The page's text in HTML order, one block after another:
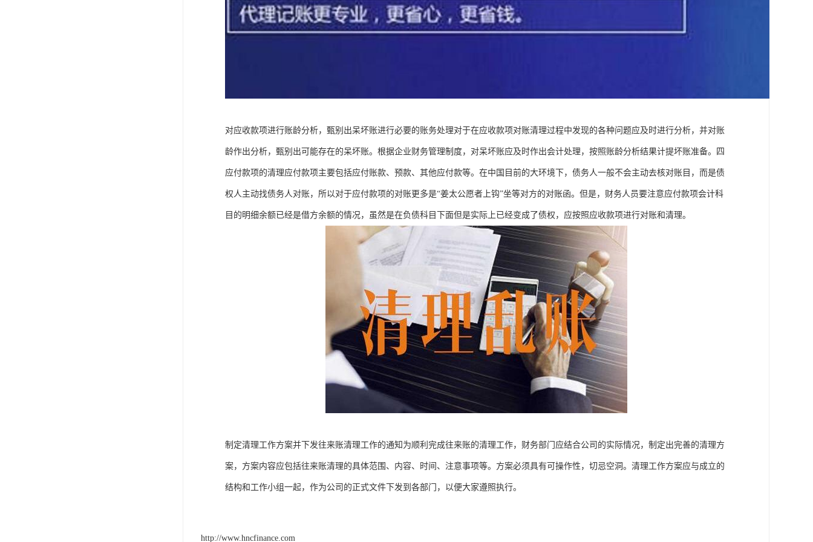
对应收款项进行账龄分析，甄别出呆坏账进行必要的账务处理对于在应收款项对账清理过程中发现的各种问题应及时进行分析，并对账
龄作出分析，甄别出可能存在的呆坏账。根据企业财务管理制度，对呆坏账应及时作出会计处理，按照账龄分析结果计提坏账准备。四
应付款项的清理应付款项主要包括应付账款、预款、其他应付款等。在中国目前的大环境下，债务人一般不会主动去核对账目，而是债
权人主动找债务人对账，所以对于应付款项的对账更多是“姜太公愿者上钩”坐等对方的对账函。但是，财务人员要注意应付款项会计科
目的明细余额已经是借方余额的情况，虽然是在负债科目下面但是实际上已经变成了债权，应按照应收款项进行对账和清理。
制定清理工作方案并下发往来账清理工作的通知为顺利完成往来账的清理工作，财务部门应结合公司的实际情况，制定出完善的清理方
案，方案内容应包括往来账清理的具体范围、内容、时间、注意事项等。方案必须具有可操作性，切忌空洞。清理工作方案应与成立的
结构和工作小组一起，作为公司的正式文件下发到各部门，以便大家遵照执行。
http://www.hncfinance.com